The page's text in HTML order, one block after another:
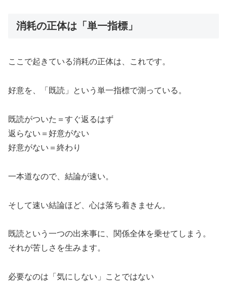
消耗の正体は「単一指標」
ここで起きている消耗の正体は、これです。
好意を、「既読」という単一指標で測っている。
既読がついた＝すぐ返るはず
返らない＝好意がない
好意がない＝終わり
一本道なので、結論が速い。
そして速い結論ほど、心は落ち着きません。
既読という一つの出来事に、関係全体を乗せてしまう。
それが苦しさを生みます。
必要なのは「気にしない」ことではない